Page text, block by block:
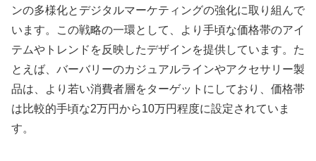
ンの多様化とデジタルマーケティングの強化に取り組んで
います。この戦略の一環として、より手頃な価格帯のアイ
テムやトレンドを反映したデザインを提供しています。た
とえば、バーバリーのカジュアルラインやアクセサリー製
品は、より若い消費者層をターゲットにしており、価格帯
は比較的手頃な2万円から10万円程度に設定されていま
す。